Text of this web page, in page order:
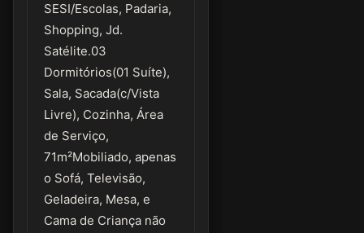
SESI/Escolas, Padaria,
Shopping, Jd.
Satélite.03
Dormitórios(01 Suíte),
Sala, Sacada(c/Vista
Livre), Cozinha, Área
de Serviço,
71m²Mobiliado, apenas
o Sofá, Televisão,
Geladeira, Mesa, e
Cama de Criança não